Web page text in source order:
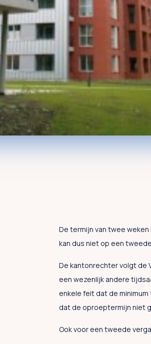
De termijn van twee
kan dus niet op een
De kantonrechter volgt de
een wezenlijk andere
enkele feit dat de
dat de oproeptermijn niet
Ook voor een tweede